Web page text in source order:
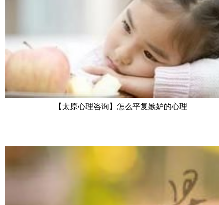
【太原心理咨询】怎么平复嫉妒的心理